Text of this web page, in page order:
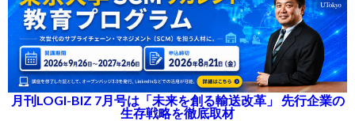
月刊LOGI-BIZ 7月号は「未来を創る輸送改革」 先行企業の
生存戦略を徹底取材